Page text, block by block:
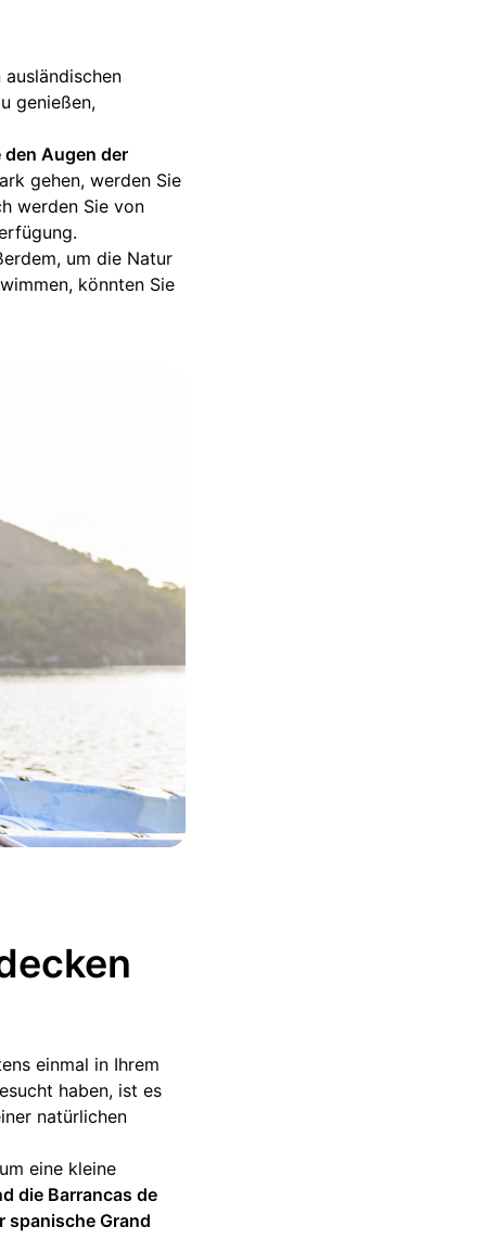
genießen,
den Augen der
gehen, werden Sie
werden Sie von
um die Natur
könnten Sie
einmal in Ihrem
haben, ist es
natürlichen
eine kleine
die Barrancas de
spanische Grand